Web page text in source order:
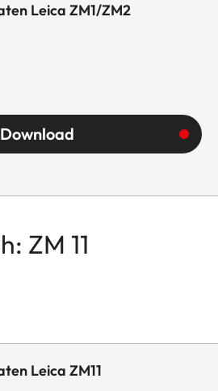
Leica ZM1/ZM2
Download
ZM 11
Leica ZM11